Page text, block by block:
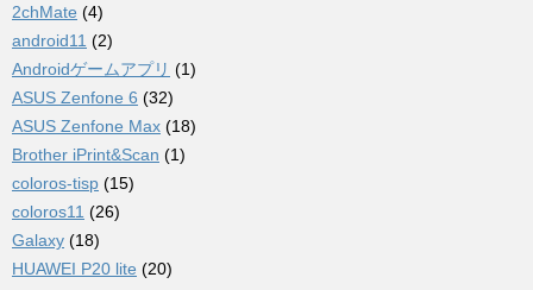
2chMate (4)
android11 (2)
Androidゲームアプリ (1)
ASUS Zenfone 6 (32)
ASUS Zenfone Max (18)
Brother iPrint&Scan (1)
coloros-tisp (15)
coloros11 (26)
Galaxy (18)
HUAWEI P20 lite (20)